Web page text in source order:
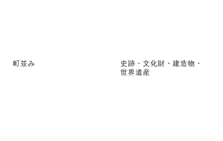
町並み
史跡・文化財・建造物・
世界遺産